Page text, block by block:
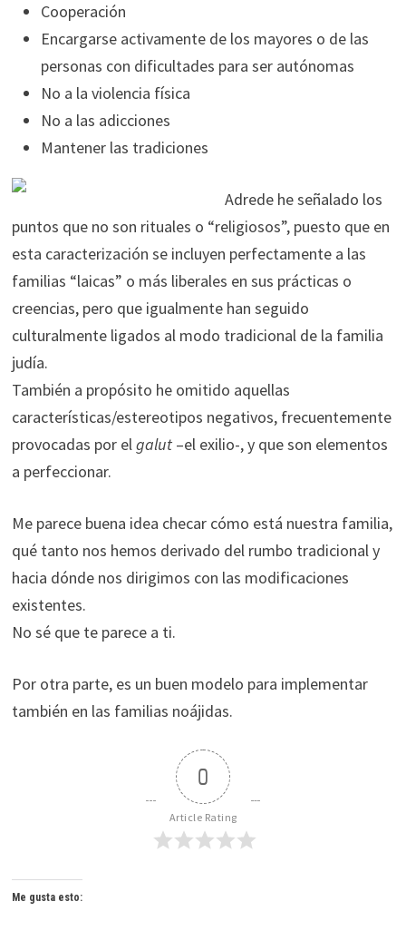
Cooperación
Encargarse activamente de los mayores o de las
personas con dificultades para ser autónomas
No a la violencia física
No a las adicciones
Mantener las tradiciones
Adrede he señalado los
puntos que no son rituales o “religiosos”, puesto que en
esta caracterización se incluyen perfectamente a las
familias “laicas” o más liberales en sus prácticas o
creencias, pero que igualmente han seguido
culturalmente ligados al modo tradicional de la familia
judía.
También a propósito he omitido aquellas
características/estereotipos negativos, frecuentemente
provocadas por elgalut–el exilio-, y que son elementos
a perfeccionar.
Me parece buena idea checar cómo está nuestra familia,
qué tanto nos hemos derivado del rumbo tradicional y
hacia dónde nos dirigimos con las modificaciones
existentes.
No sé que te parece a ti.
Por otra parte, es un buen modelo para implementar
también en las familias noájidas.
0
Article Rating
Me gusta esto: